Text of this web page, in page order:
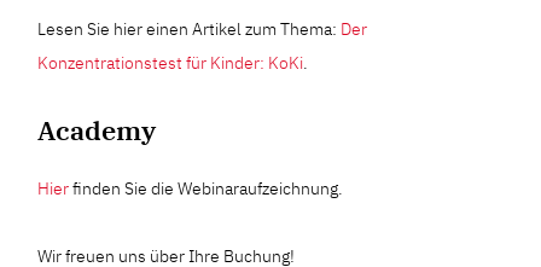
Lesen Sie hier einen Artikel zum Thema: Der
Konzentrationstest für Kinder: KoKi.
Academy
Hierfinden Sie die Webinaraufzeichnung.
Wir freuen uns über Ihre Buchung!